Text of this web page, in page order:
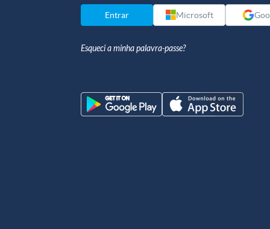
Entrar Microsoft
Esqueci a minha palavra-passe?